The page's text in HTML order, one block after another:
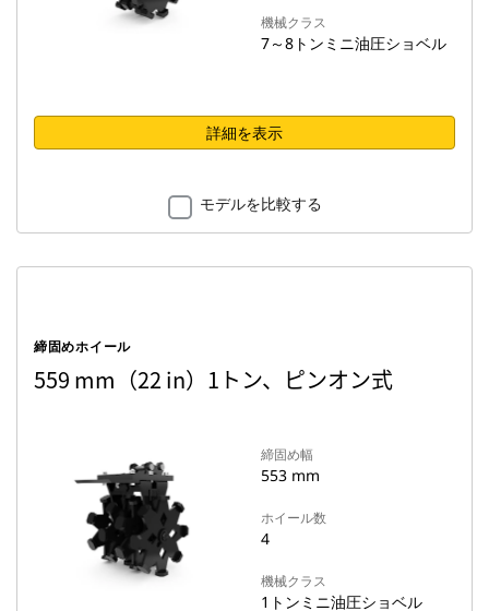
機械クラス
7～8トンミニ油圧ショベル
詳細を表示
モデルを比較する
締固めホイール
559 mm（22 in）1トン、ピンオン式
締固め幅
553 mm
ホイール数
4
機械クラス
1トンミニ油圧ショベル